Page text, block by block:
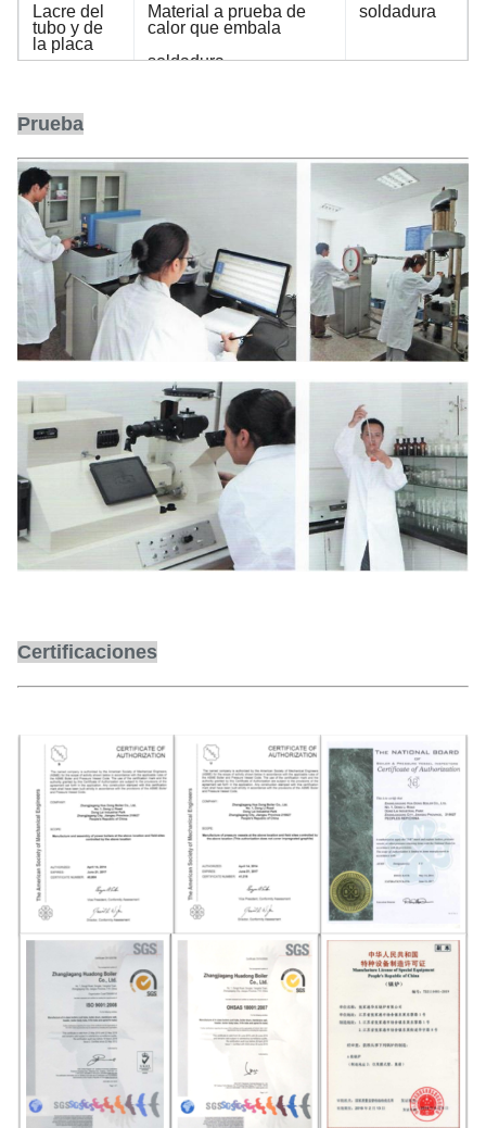
Lacre del
tubo y de
la placa
Material a prueba de
calor que embala
soldadura
soldadura
el Anti-
llevar
b, cuando el gas friega dentro del tubo,
instalado en entrada del gas.
Prueba
Certificaciones